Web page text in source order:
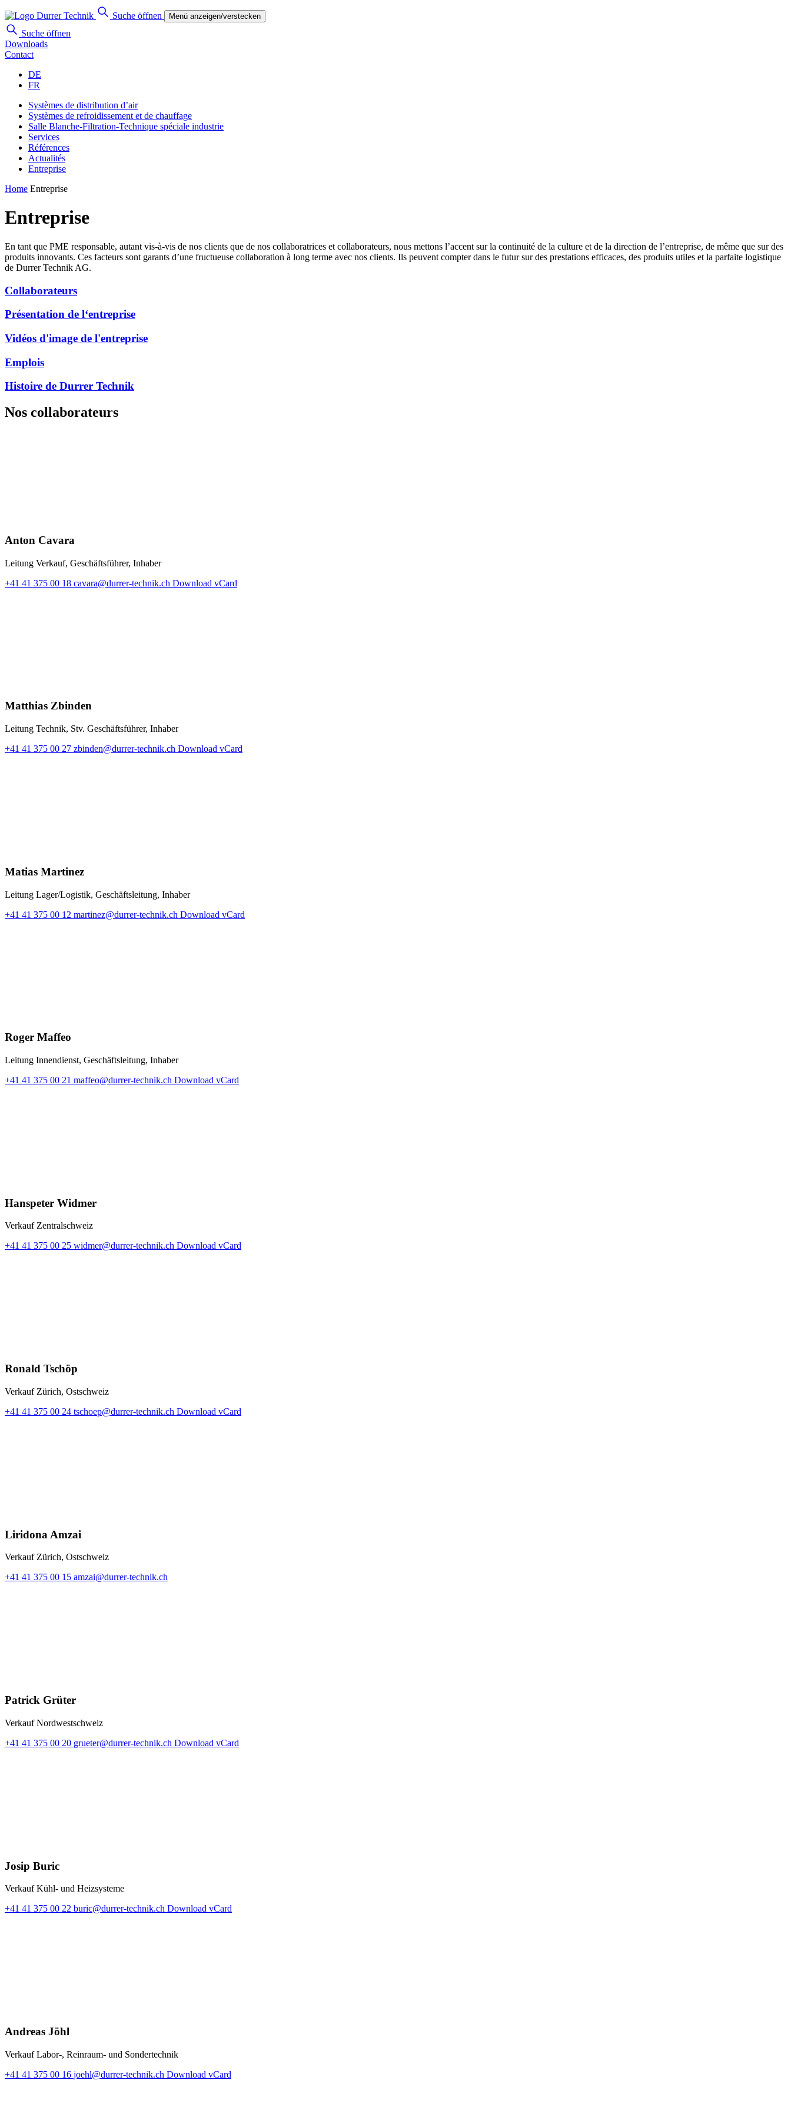
Suche öffnen Menü anzeigen/verstecken
Suche öffnen
Downloads
Contact
DE
FR
Systèmes de distribution d’air
Systèmes de refroidissement et de chauffage
Salle Blanche-Filtration-Technique spéciale industrie
Services
Références
Actualités
Entreprise
Home Entreprise
Entreprise
En tant que PME responsable, autant vis-à-vis de nos clients que de nos collaboratrices et collaborateurs, nous mettons l’accent sur la continuité de la culture et de la direction de l’entreprise, de même que sur des
produits innovants. Ces facteurs sont garants d’une fructueuse collaboration à long terme avec nos clients. Ils peuvent compter dans le futur sur des prestations efficaces, des produits utiles et la parfaite logistique
de Durrer Technik AG.
Collaborateurs
Présentation de l‘entreprise
Vidéos d'image de l'entreprise
Emplois
Histoire de Durrer Technik
Nos collaborateurs
Anton Cavara
Leitung Verkauf, Geschäftsführer, Inhaber
+41 41 375 00 18 cavara@durrer-technik.ch Download vCard
Matthias Zbinden
Leitung Technik, Stv. Geschäftsführer, Inhaber
+41 41 375 00 27 zbinden@durrer-technik.ch Download vCard
Matias Martinez
Leitung Lager/Logistik, Geschäftsleitung, Inhaber
+41 41 375 00 12 martinez@durrer-technik.ch Download vCard
Roger Maffeo
Leitung Innendienst, Geschäftsleitung, Inhaber
+41 41 375 00 21 maffeo@durrer-technik.ch Download vCard
Hanspeter Widmer
Verkauf Zentralschweiz
+41 41 375 00 25 widmer@durrer-technik.ch Download vCard
Ronald Tschöp
Verkauf Zürich, Ostschweiz
+41 41 375 00 24 tschoep@durrer-technik.ch Download vCard
Liridona Amzai
Verkauf Zürich, Ostschweiz
+41 41 375 00 15 amzai@durrer-technik.ch
Patrick Grüter
Verkauf Nordwestschweiz
+41 41 375 00 20 grueter@durrer-technik.ch Download vCard
Josip Buric
Verkauf Kühl- und Heizsysteme
+41 41 375 00 22 buric@durrer-technik.ch Download vCard
Andreas Jöhl
Verkauf Labor-, Reinraum- und Sondertechnik
+41 41 375 00 16 joehl@durrer-technik.ch Download vCard